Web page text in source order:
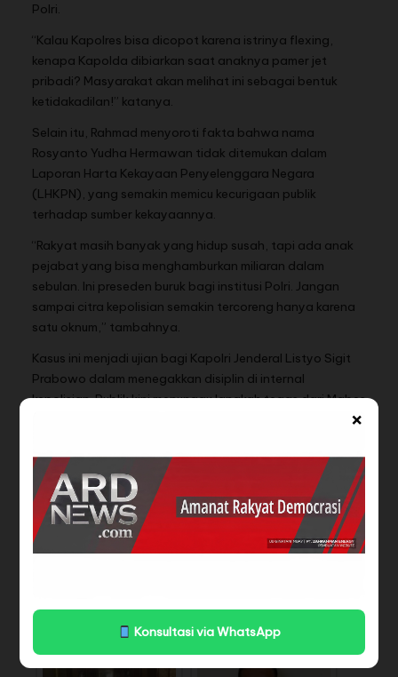
×
Konsultasi via WhatsApp
Polri.
“Kalau Kapolres bisa dicopot karena istrinya flexing,
kenapa Kapolda dibiarkan saat anaknya pamer jet
pribadi? Masyarakat akan melihat ini sebagai bentuk
ketidakadilan!” katanya.
Selain itu, Rahmad menyoroti fakta bahwa nama
Rosyanto Yudha Hermawan tidak ditemukan dalam
Laporan Harta Kekayaan Penyelenggara Negara
(LHKPN), yang semakin memicu kecurigaan publik
terhadap sumber kekayaannya.
“Rakyat masih banyak yang hidup susah, tapi ada anak
pejabat yang bisa menghamburkan miliaran dalam
sebulan. Ini preseden buruk bagi institusi Polri. Jangan
sampai citra kepolisian semakin tercoreng hanya karena
satu oknum,” tambahnya.
Kasus ini menjadi ujian bagi Kapolri Jenderal Listyo Sigit
Prabowo dalam menegakkan disiplin di internal
kepolisian. Publik kini menunggu langkah tegas dari Mabes
BACA JUGA
Hermawan…
Siluman,…